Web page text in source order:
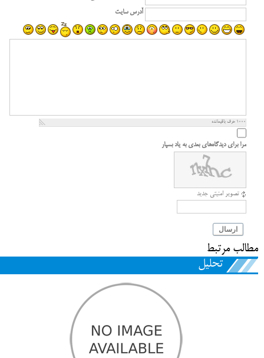
آدرس سایت
1000 حرف باقیمانده
مرا برای دیدگاه‌های بعدی به یاد بسپار
تصویر امنیتی جدید
ارسال
مطالب مرتبط
تحلیل